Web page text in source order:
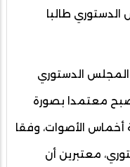
طالبا
المجلس الدستوري
معتمدا بصورة
أخماس الأصوات، وفقا
معتبرين أن